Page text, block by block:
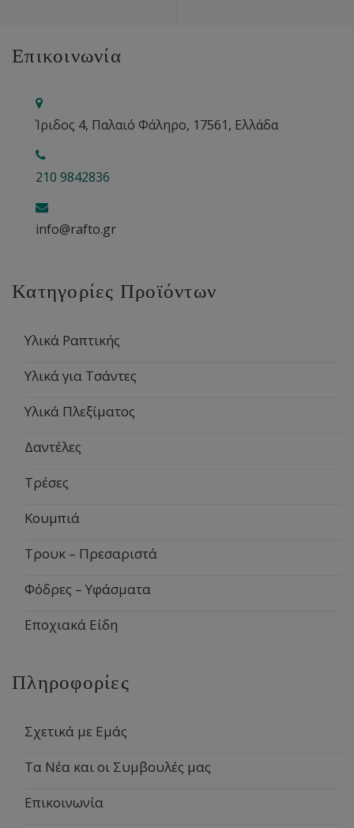
Επικοινωνία
Ίριδος 4, Παλαιό Φάληρο, 17561, Ελλάδα
210 9842836
info@rafto.gr
Κατηγορίες Προϊόντων
Υλικά Ραπτικής
Υλικά για Τσάντες
Υλικά Πλεξίματος
Δαντέλες
Τρέσες
Κουμπιά
Τρουκ – Πρεσαριστά
Φόδρες – Υφάσματα
Εποχιακά Είδη
Πληροφορίες
Σχετικά με Εμάς
Τα Νέα και οι Συμβουλές μας
Επικοινωνία